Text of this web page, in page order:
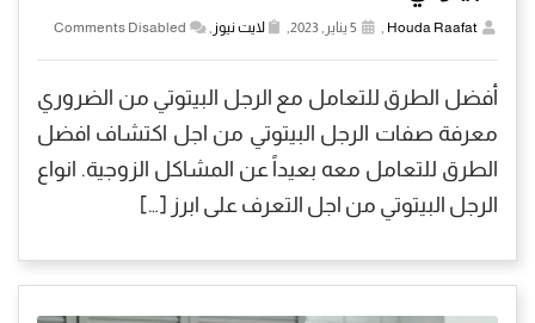
Houda Raafat
, لايت نيوز ,
Comments Disabled
أفضل الطرق للتعامل مع الرجل البيتوتي من الضروري
معرفة صفات الرجل البيتوتي من اجل اكتشاف افضل
الطرق للتعامل معه بعيداً عن المشاكل الزوجية. انواع
الرجل البيتوتي من اجل التعرف على ابرز […]